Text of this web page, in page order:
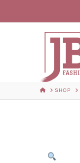
HOMESHOP